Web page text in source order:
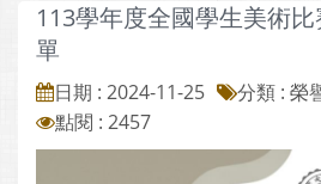
113學年度全國學生美術
單
日期 : 2024-11-25 分類 : 榮
點閱 : 2457